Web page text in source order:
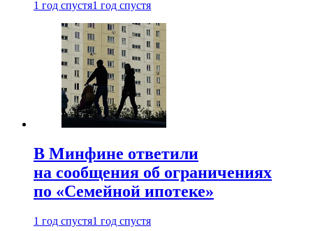
1 год спустя1 год спустя
В Минфине ответили
на сообщения об ограничениях
по «Семейной ипотеке»
1 год спустя1 год спустя